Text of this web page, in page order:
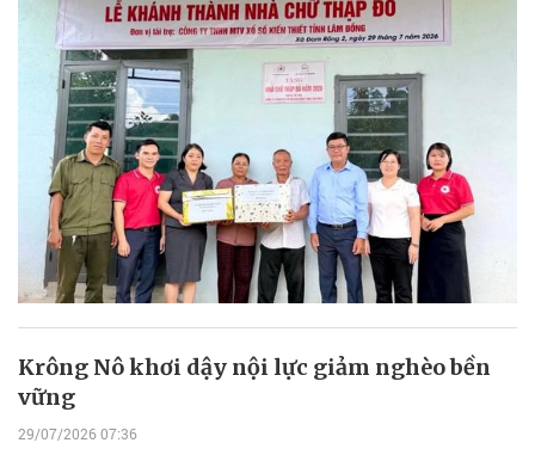
Krông Nô khơi dậy nội lực giảm nghèo bền
vững
29/07/2026 07:36